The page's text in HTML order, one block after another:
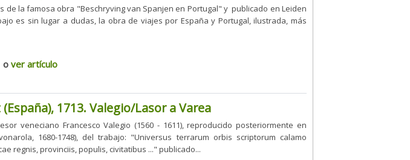
de la famosa obra "Beschryving van Spanjen en Portugal" y publicado en Leiden
es sin lugar a dudas, la obra de viajes por España y Portugal, ilustrada, más
o ver artículo
1713. Valegio/Lasor a Varea
veneciano Francesco Valegio (1560 - 1611), reproducido posteriormente en
1680-1748), del trabajo: "Universus terrarum orbis scriptorum calamo
regnis, provinciis, populis, civitatibus ..." publicado...